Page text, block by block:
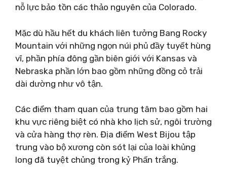
nỗ lực bảo tồn các thảo nguyên của Colorado.
Mặc dù hầu hết du khách liên tưởng Bang Rocky
Mountain với những ngọn núi phủ đầy tuyết hùng
vĩ, phần phía đông gần biên giới với Kansas và
Nebraska phần lớn bao gồm những đồng cỏ trải
dài dường như vô tận.
Các điểm tham quan của trung tâm bao gồm hai
khu vực riêng biệt có nhà kho lịch sử, ngôi trường
và cửa hàng thợ rèn. Địa điểm West Bijou tập
trung vào bộ xương còn sót lại của loài khủng
long đã tuyệt chủng trong kỷ Phấn trắng.